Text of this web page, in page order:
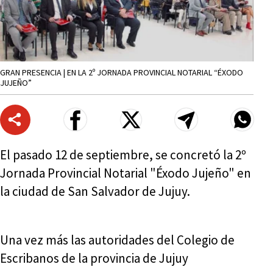
GRAN PRESENCIA | EN LA 2º JORNADA PROVINCIAL NOTARIAL “ÉXODO
JUJEÑO”
El pasado 12 de septiembre, se concretó la 2º
Jornada Provincial Notarial "Éxodo Jujeño" en
la ciudad de San Salvador de Jujuy.
Una vez más las autoridades del Colegio de
Escribanos de la provincia de Jujuy